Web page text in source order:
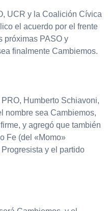
UCR y la Coalición Cívica
el acuerdo por el frente
próximas PASO y
finalmente Cambiemos.
Humberto Schiavoni,
nombre sea Cambiemos,
y agregó que también
Fe (del «Momo»
y el partido